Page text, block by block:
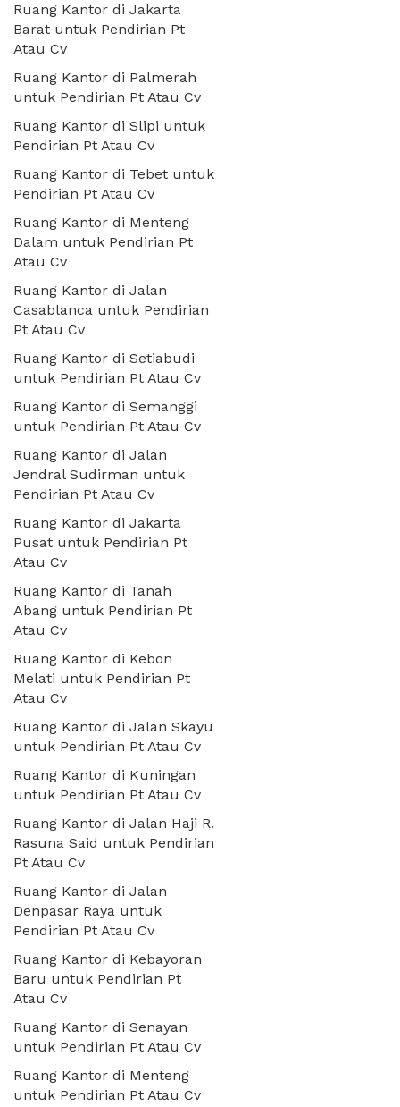
Ruang Kantor di Jakarta
Barat untuk Pendirian Pt
Atau Cv
Ruang Kantor di Palmerah
untuk Pendirian Pt Atau Cv
Ruang Kantor di Slipi untuk
Pendirian Pt Atau Cv
Ruang Kantor di Tebet untuk
Pendirian Pt Atau Cv
Ruang Kantor di Menteng
Dalam untuk Pendirian Pt
Atau Cv
Ruang Kantor di Jalan
Casablanca untuk Pendirian
Pt Atau Cv
Ruang Kantor di Setiabudi
untuk Pendirian Pt Atau Cv
Ruang Kantor di Semanggi
untuk Pendirian Pt Atau Cv
Ruang Kantor di Jalan
Jendral Sudirman untuk
Pendirian Pt Atau Cv
Ruang Kantor di Jakarta
Pusat untuk Pendirian Pt
Atau Cv
Ruang Kantor di Tanah
Abang untuk Pendirian Pt
Atau Cv
Ruang Kantor di Kebon
Melati untuk Pendirian Pt
Atau Cv
Ruang Kantor di Jalan Skayu
untuk Pendirian Pt Atau Cv
Ruang Kantor di Kuningan
untuk Pendirian Pt Atau Cv
Ruang Kantor di Jalan Haji R.
Rasuna Said untuk Pendirian
Pt Atau Cv
Ruang Kantor di Jalan
Denpasar Raya untuk
Pendirian Pt Atau Cv
Ruang Kantor di Kebayoran
Baru untuk Pendirian Pt
Atau Cv
Ruang Kantor di Senayan
untuk Pendirian Pt Atau Cv
Ruang Kantor di Menteng
untuk Pendirian Pt Atau Cv